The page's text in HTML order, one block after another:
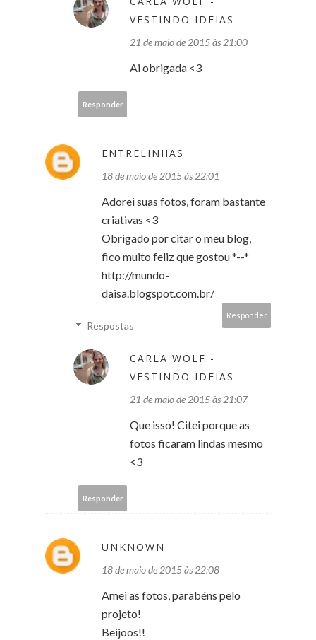
VESTINDO IDEIAS
21 de maio de 2015 às 21:00
Ai obrigada <3
Responder
ENTRELINHAS
18 de maio de 2015 às 22:01
Adorei suas fotos, foram bastante
criativas <3
Obrigado por citar o meu blog,
fico muito feliz que gostou *--*
http://mundo-
daisa.blogspot.com.br/
Responder
Respostas
CARLA WOLF -
VESTINDO IDEIAS
21 de maio de 2015 às 21:07
Que isso! Citei porque as
fotos ficaram lindas mesmo
<3
Responder
UNKNOWN
18 de maio de 2015 às 22:08
Amei as fotos, parabéns pelo
projeto!
Beijoos!!